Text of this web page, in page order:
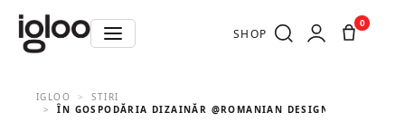
SHOP
0
IGLOO
STIRI
ÎN GOSPODĂRIA DIZAINĂR @ROMANIAN DESIGN WEEK